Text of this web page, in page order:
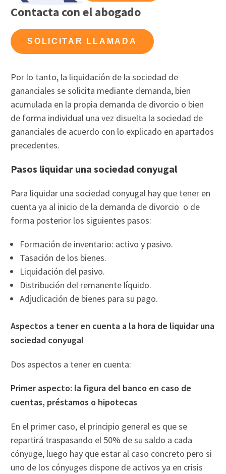
Contacta con el abogado
SOLICITAR LLAMADA
Por lo tanto, la liquidación de la sociedad de
gananciales se solicita mediante demanda, bien
acumulada en la propia demanda de divorcio o bien
de forma individual una vez disuelta la sociedad de
gananciales de acuerdo con lo explicado en apartados
precedentes.
Pasos liquidar una sociedad conyugal
Para liquidar una sociedad conyugal hay que tener en
cuenta ya al inicio de la demanda de divorcio o de
forma posterior los siguientes pasos:
Formación de inventario: activo y pasivo.
Tasación de los bienes.
Liquidación del pasivo.
Distribución del remanente líquido.
Adjudicación de bienes para su pago.
Aspectos a tener en cuenta a la hora de liquidar una
sociedad conyugal
Dos aspectos a tener en cuenta:
Primer aspecto: la figura del banco en caso de
cuentas, préstamos o hipotecas
En el primer caso, el principio general es que se
repartirá traspasando el 50% de su saldo a cada
cónyuge, luego hay que estar al caso concreto pero si
uno de los cónyuges dispone de activos ya en crisis